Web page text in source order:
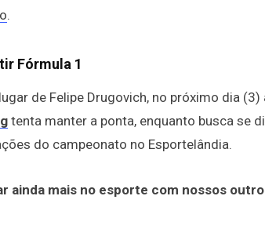
.
Fórmula 1
de Felipe Drugovich, no próximo dia (3)
tenta manter a ponta, enquanto busca se
do campeonato no Esportelândia.
ainda mais no esporte com nossos